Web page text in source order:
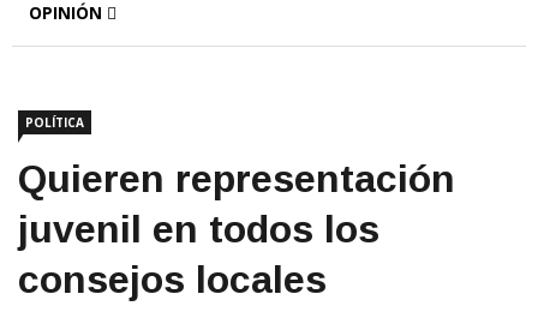
OPINIÓN
POLÍTICA
Quieren representación
juvenil en todos los
consejos locales